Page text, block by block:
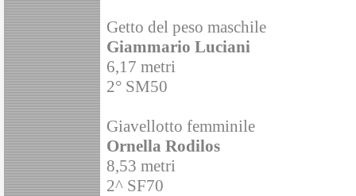
Getto del peso maschile
Giammario Luciani
6,17 metri
2° SM50
Giavellotto femminile
Ornella Rodilos
8,53 metri
2^ SF70